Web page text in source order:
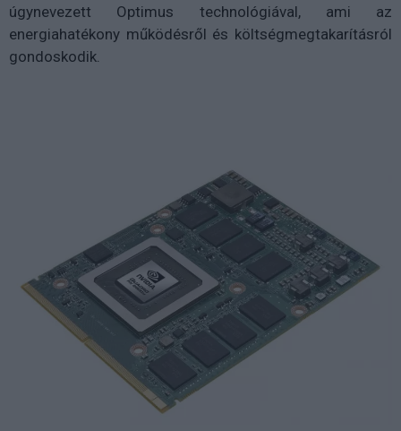
úgynevezett Optimus technológiával, ami az
energiahatékony működésről és költségmegtakarításról
gondoskodik.